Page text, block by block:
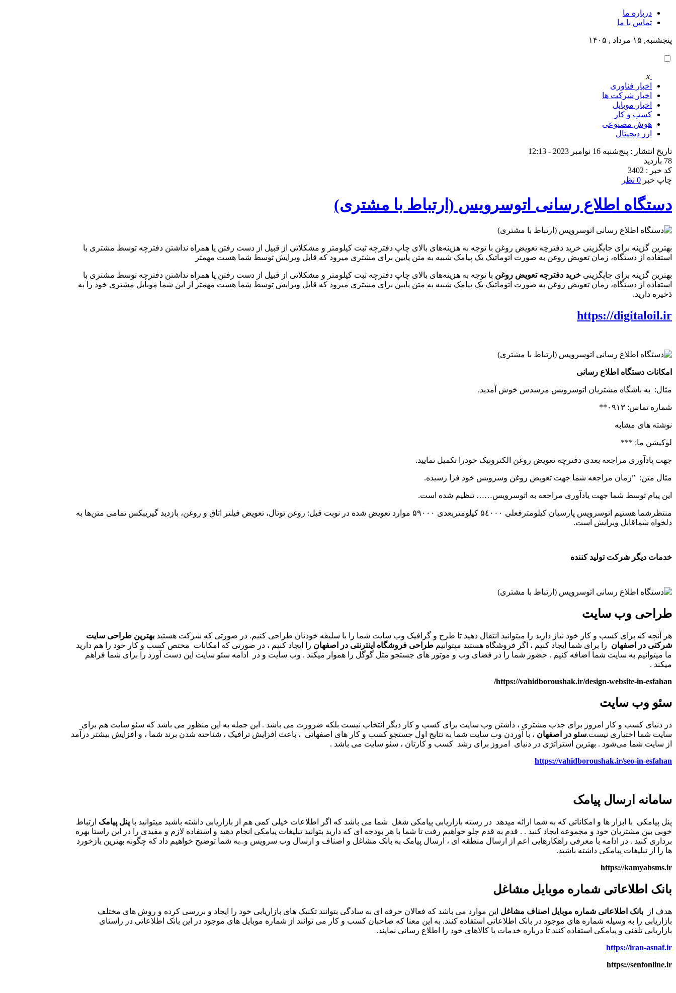
درباره ما
تماس با ما
پنجشنبه, ۱۵ مرداد , ۱۴۰۵
x
اخبار فناوری
اخبار شرکت ها
اخبار موبایل
کسب و کار
هوش مصنوعی
ارز دیجیتال
تاریخ انتشار : پنج‌شنبه 16 نوامبر 2023 - 12:13
78 بازدید
کد خبر : 3402
چاپ خبر 0 نظر
دستگاه اطلاع رسانی اتوسرویس (ارتباط با مشتری)
بهترین گزینه برای جایگزینی خرید دفترچه تعویض روغن با توجه به هزینه‌های بالای چاپ دفترچه ثبت کیلومتر و مشکلاتی از قبیل از دست رفتن یا همراه نداشتن دفترچه توسط مشتری با
استفاده از دستگاه، زمان تعویض روغن به ‌صورت اتوماتیک یک پیامک شبیه به متن پایین برای مشتری میرود که قابل ویرایش توسط شما هست مهمتر
بهترین گزینه برای جایگزینی خرید دفترچه تعویض روغن با توجه به هزینه‌های بالای چاپ دفترچه ثبت کیلومتر و مشکلاتی از قبیل از دست رفتن یا همراه نداشتن دفترچه توسط مشتری با
استفاده از دستگاه، زمان تعویض روغن به ‌صورت اتوماتیک یک پیامک شبیه به متن پایین برای مشتری میرود که قابل ویرایش توسط شما هست مهمتر از این شما موبایل مشتری خود را به
ذخیره دارید.
https://digitaloil.ir
امکانات دستگاه اطلاع رسانی
مثال: به باشگاه مشتریان اتوسرویس مرسدس خوش آمدید.
شماره تماس: ٠٩١٣**
نوشته های مشابه
لوکیشن ما: ***
جهت یادآوری مراجعه بعدی دفترچه تعویض روغن الکترونیک خودرا تکمیل نمایید.
مثال متن: ”زمان مراجعه شما جهت تعویض روغن وسرویس خود فرا رسیده.
این پیام توسط شما جهت یادآوری مراجعه به اتوسرویس…… تنظیم شده است.
منتظرشما هستیم اتوسرویس پارسیان کیلومترفعلی ۵٤٠٠٠ کیلومتربعدی ۵٩٠٠٠ موارد تعویض شده در نوبت قبل: روغن توتال، تعویض فیلتر اتاق و روغن، بازدید گیریبکس تمامی متن‌ها به
دلخواه شماقابل ویرایش است.
خدمات دیگر شرکت تولید کننده
طراحی وب سایت
هر آنچه که برای کسب و کار خود نیاز دارید را میتوانید انتقال دهید تا طرح و گرافیک وب سایت شما را با سلیقه خودتان طراحی کنیم. در صورتی که شرکت هستید بهترین طراحی سایت
شرکتی در اصفهان را برای شما ایجاد کنیم ، اگر فروشگاه هستید میتوانیم طراحی فروشگاه اینترنتی در اصفهان را ایجاد کنیم ، در صورتی که امکانات مختص کسب و کار خود را هم دارید
ما میتوانیم به سایت شما اضافه کنیم . حضور شما را در فضای وب و موتور های جستجو مثل گوگل را هموار میکند . وب سایت و در ادامه سئو سایت این دست آورد را برای شما فراهم
میکند .
https://vahidboroushak.ir/design-website-in-esfahan/
سئو وب سایت
در دنیای کسب و کار امروز برای جذب مشتری‌ ، داشتن وب سایت برای کسب و کار دیگر انتخاب نیست بلکه ضرورت می باشد . این جمله به این منظور می باشد که سئو سایت هم برای
سایت شما اختیاری نیست.سئو در اصفهان ، با آوردن وب سایت شما به نتایج اول جستجو کسب و کار های اصفهانی ، باعث افزایش ترافیک ، شناخته شدن برند شما ، و افزایش بیشتر درآمد
از سایت شما می‌شود . بهترین استراتژی در دنیای امروز برای رشد کسب و کارتان ، سئو سایت می باشد .
https://vahidboroushak.ir/seo-in-esfahan
سامانه ارسال پیامک
پنل پیامکی با ابزار ها و امکاناتی که به شما ارائه میدهد در رسته بازاریابی پیامکی شغل شما می باشد که اگر اطلاعات خیلی کمی هم از بازاریابی داشته باشبد میتوانید با پنل پیامک ارتباط
خوبی بین مشتریان خود و مجموعه ایجاد کنید . . قدم به قدم جلو خواهیم رفت تا شما با هر بودجه ای که دارید بتوانید تبلیغات پیامکی انجام دهید و استفاده لازم و مفیدی را در این راستا بهره
برداری کنید . در ادامه با معرفی راهکارهایی اعم از ارسال منطقه ای ، ارسال پیامک به بانک مشاغل و اصناف و ارسال وب سرویس و..به شما توضیح خواهیم داد که چگونه بهترین بازخورد
ها را از تبلیغات پیامکی داشته باشید.
https://kamyabsms.ir
بانک اطلاعاتی شماره موبایل مشاغل
هدف از بانک اطلاعاتی شماره موبایل اصناف مشاغل این موارد می باشد که فعالان حرفه ای به سادگی بتوانند تکنیک های بازاریابی خود را ایجاد و بررسی کرده و روش های مختلف
بازاریابی را به وسیله شماره های موجود در بانک اطلاعاتی استفاده کنند. به این معنا که صاحبان کسب و کار می توانند از شماره موبایل های موجود در این بانک اطلاعاتی در راستای
بازاریابی تلفنی و پیامکی استفاده کنند تا درباره خدمات یا کالاهای خود را اطلاع رسانی نمایند.
https://iran-asnaf.ir
https://senfonline.ir